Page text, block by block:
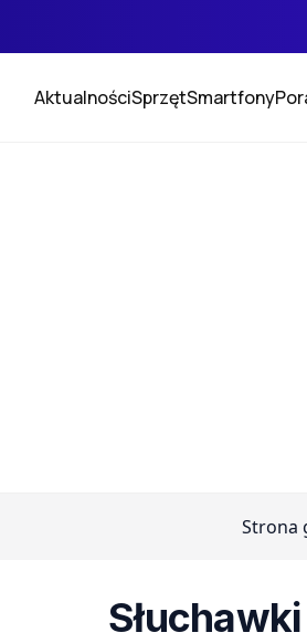
AktualnościSprzętSmartfony
Strona